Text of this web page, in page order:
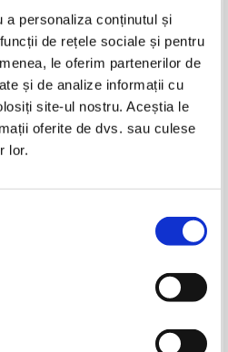
a personaliza conținutul și
de rețele sociale și pentru
le oferim partenerilor de
și de analize informații cu
site-ul nostru. Aceștia le
oferite de dvs. sau culese
lor.
Prima mea enciclopedie cu
Winnie Ursuletul si prietenii sai.
Insecte si paianjeni (volumul 3)
Pret: 17,00 Lei